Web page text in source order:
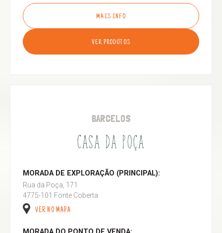
MAIS INFO
VER PRODUTOS
BARCELOS
CASA DA POÇA
MORADA DE EXPLORAÇÃO (PRINCIPAL):
Rua da Poça, 171
4775-101 Fonte Coberta
VER NO MAPA